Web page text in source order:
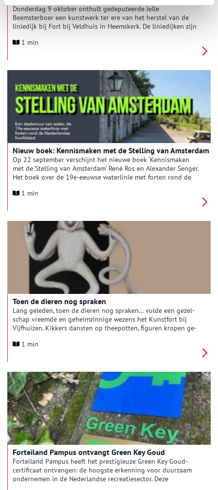
Donderdag 9 oktober onthult gedeputeerde Jelle
Beemsterboer een kunstwerk ter ere van het herstel van de
liniedijk bij Fort bij Veldhuis in Heemskerk. De liniedijken zijn
van UNESCO Werelderfgoed Hollandse Waterlinies. Omdat de
in opdracht van provincie Noord-Holland een
1 min
Nieuw boek: Kennismaken met de Stelling van Amsterdam
Op 22 september verschijnt het nieuwe boek ‘Kennismaken
met de Stelling van Amsterdam’ René Ros en Alexander Senger.
Het boek over de 19e-eeuwse waterlinie met forten rond de
Engels en Duits en zowel gedrukt als digitaal.
1 min
Toen de dieren nog spraken
Lang ge­leden, toen de dieren nog spraken… vulde een ge­zel­
schap vreemde en ge­heim­zin­nige we­zens het Kunstfort bij
Vijfhuizen. Kik­kers dan­sten op thee­potten, fi­guren kropen ge­
stalten zwierven door de gangen op zoek naar be­te­kenis en
1 min
Forteiland Pampus ontvangt Green Key Goud
Forteiland Pampus heeft het prestigieuze Green Key Goud-
certificaat ontvangen: de hoogste erkenning voor duurzaam
ondernemen in de Nederlandse recreatiesector. Deze